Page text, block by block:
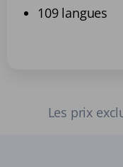
109 langues
Les prix